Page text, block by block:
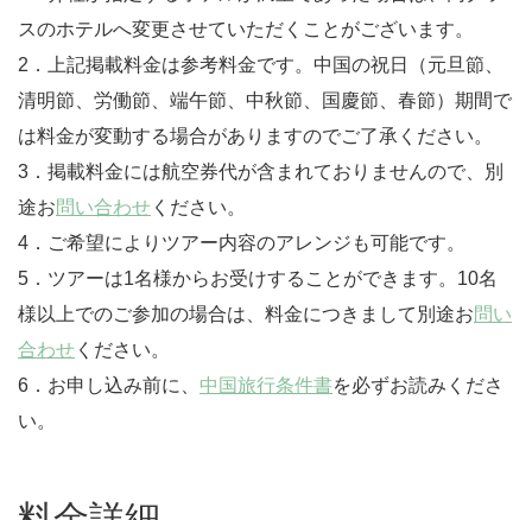
スのホテルへ変更させていただくことがございます。
2．上記掲載料金は参考料金です。中国の祝日（元旦節、
清明節、労働節、端午節、中秋節、国慶節、春節）期間で
は料金が変動する場合がありますのでご了承ください。
3．掲載料金には航空券代が含まれておりませんので、別
途お問い合わせ ください。
4．ご希望によりツアー内容のアレンジも可能です。
5．ツアーは1名様からお受けすることができます。10名
様以上でのご参加の場合は、料金につきまして別途お問い
合わせ ください。
6．お申し込み前に、 中国旅行条件書を必ずお読みくださ
い。